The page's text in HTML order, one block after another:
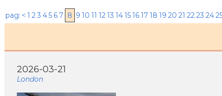
pag: < 1 23 45 6 7 8 9 10 11 1213 14151617 18 19 20 21 2223 24
2026-03-21
London